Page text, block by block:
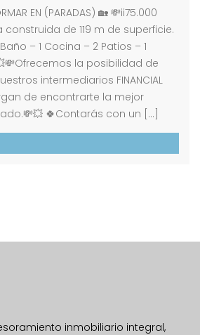
EN (PARADAS) 🏡 💸ii75.000
construida de 119 m de superficie.
– 1 Cocina – 2 Patios – 1
la posibilidad de
intermediarios FINANCIAL
de encontrarte la mejor
🍀Contarás con un […]
inmobiliario integral,